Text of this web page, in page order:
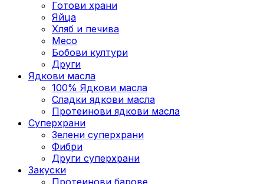
Готови храни
Яйца
Хляб и печива
Месо
Бобови култури
Други
Ядкови масла
100% Ядкови масла
Сладки ядкови масла
Протеинови ядкови масла
Суперхрани
Зелени суперхрани
Фибри
Други суперхрани
3акуски
Протеинови бaрове